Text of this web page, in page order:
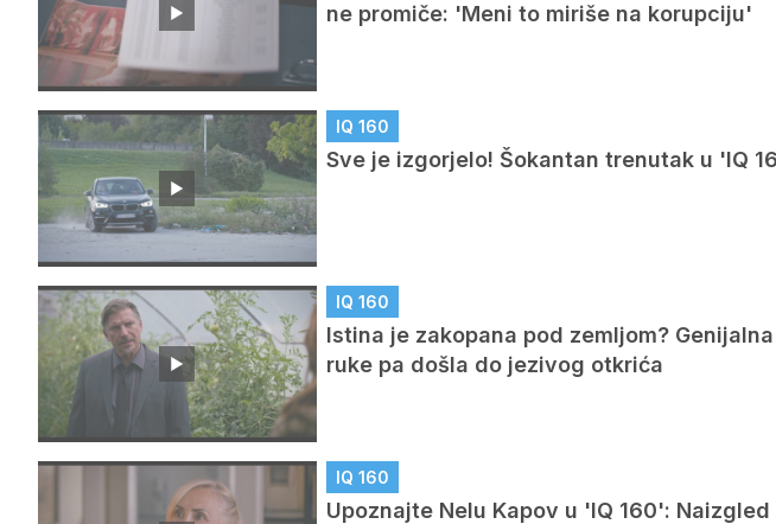
ne promiče: 'Meni to miriše na korupciju'
IQ 160
Sve je izgorjelo! Šokantan trenutak u 'IQ
IQ 160
Istina je zakopana pod zemljom?
ruke pa došla do jezivog otkrića
IQ 160
Upoznajte Nelu Kapov u 'IQ 160':